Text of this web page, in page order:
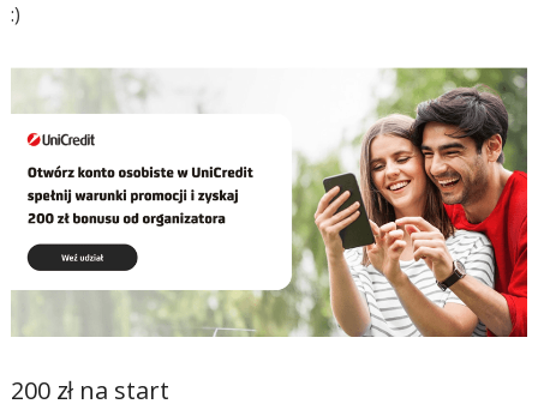
:)
200 zł na start